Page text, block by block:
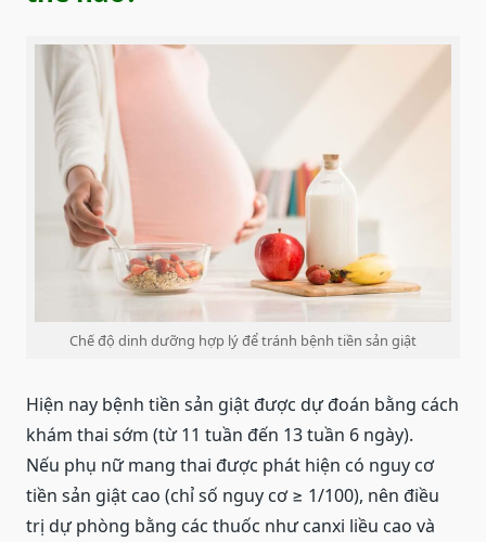
Chế độ dinh dưỡng hợp lý để tránh bệnh tiền sản giật
Hiện nay bệnh tiền sản giật được dự đoán bằng cách
khám thai sớm (từ 11 tuần đến 13 tuần 6 ngày).
Nếu phụ nữ mang thai được phát hiện có nguy cơ
tiền sản giật cao (chỉ số nguy cơ ≥ 1/100), nên điều
trị dự phòng bằng các thuốc như canxi liều cao và